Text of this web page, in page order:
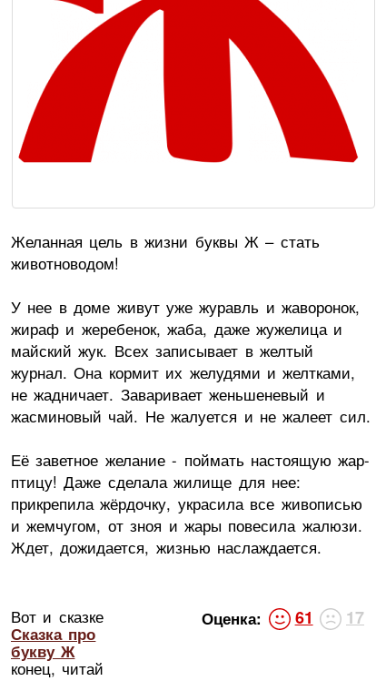
Желанная цель в жизни буквы Ж – стать
животноводом!
У нее в доме живут уже журавль и жаворонок,
жираф и жеребенок, жаба, даже жужелица и
майский жук. Всех записывает в желтый
журнал. Она кормит их желудями и желтками,
не жадничает. Заваривает женьшеневый и
жасминовый чай. Не жалуется и не жалеет сил.
Её заветное желание - поймать настоящую жар-
птицу! Даже сделала жилище для нее:
прикрепила жёрдочку, украсила все живописью
и жемчугом, от зноя и жары повесила жалюзи.
Ждет, дожидается, жизнью наслаждается.
Вот и сказке
Сказка про
букву Ж
конец, читай
Оценка: 61 17